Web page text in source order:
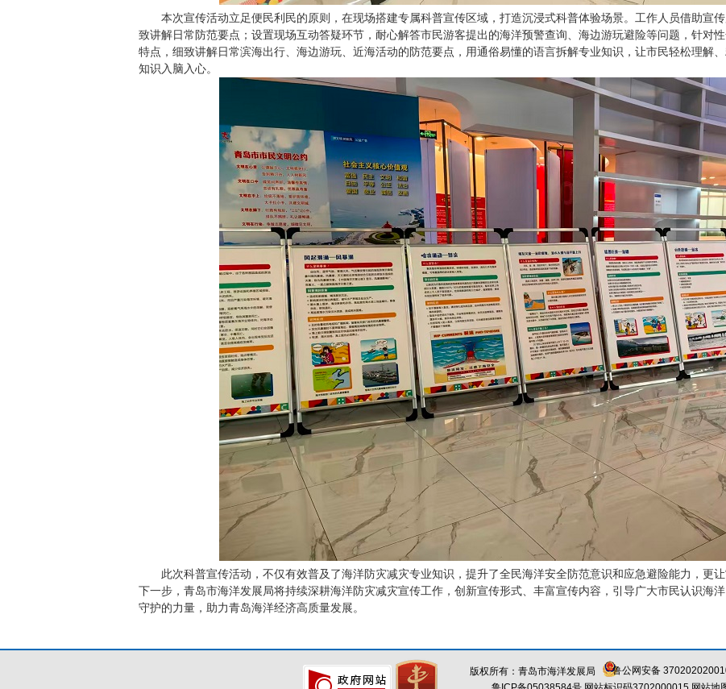
本次宣传活动立足便民利民的原则，在现场搭建专属科普宣传区域，打造沉浸式科普体验场景。工作人员借助宣
致讲解日常防范要点；设置现场互动答疑环节，耐心解答市民游客提出的海洋预警查询、海边游玩避险等问题，针对
特点，细致讲解日常滨海出行、海边游玩、近海活动的防范要点，用通俗易懂的语言拆解专业知识，让市民轻松理解
知识入脑入心。
此次科普宣传活动，不仅有效普及了海洋防灾减灾专业知识，提升了全民海洋安全防范意识和应急避险能力，更让
下一步，青岛市海洋发展局将持续深耕海洋防灾减灾宣传工作，创新宣传形式、丰富宣传内容，引导广大市民认识海
守护的力量，助力青岛海洋经济高质量发展。
版权所有：青岛市海洋发展局
鲁公网安备